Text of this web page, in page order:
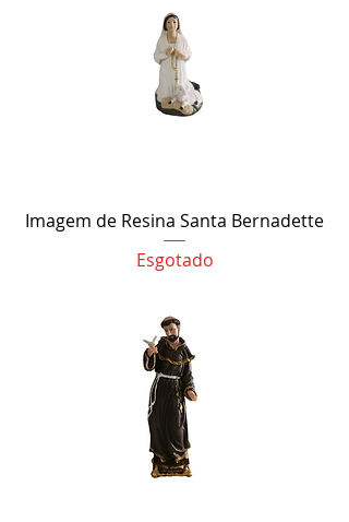
Imagem de Resina Santa Bernadette
Esgotado